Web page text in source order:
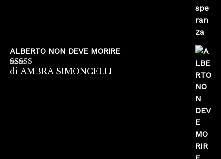
ALBERTO NON DEVE MORIRE
Valutato5su
di AMBRA SIMONCELLI